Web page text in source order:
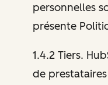
personnelles
présente
1.4.2 Tiers.
de